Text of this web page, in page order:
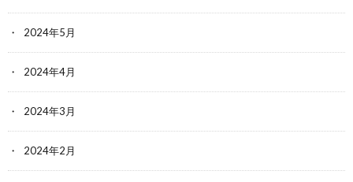
2024年5月
2024年4月
2024年3月
2024年2月